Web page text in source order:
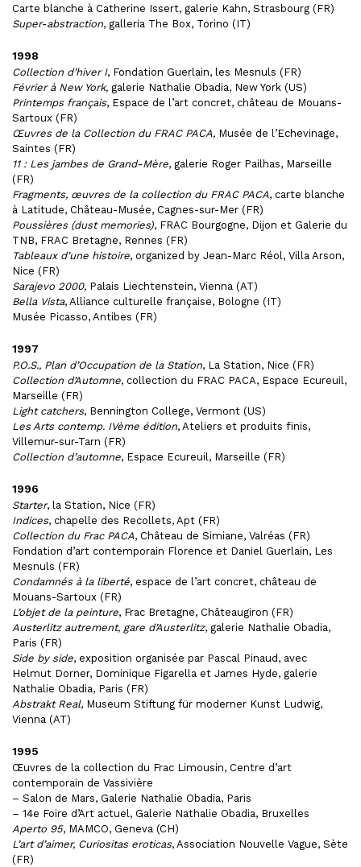
Carte blanche à Catherine Issert, galerie Kahn, Strasbourg (FR)
Super-abstraction, galleria The Box, Torino (IT)
1998
Collection d’hiver I, Fondation Guerlain, les Mesnuls (FR)
Février à New York, galerie Nathalie Obadia, New York (US)
Printemps français, Espace de l’art concret, château de Mouans-
Sartoux (FR)
Œuvres de la Collection du FRAC PACA, Musée de l’Echevinage,
Saintes (FR)
11 : Les jambes de Grand-Mère, galerie Roger Pailhas, Marseille
(FR)
Fragments, œuvres de la collection du FRAC PACA, carte blanche
à Latitude, Château-Musée, Cagnes-sur-Mer (FR)
Poussières (dust memories), FRAC Bourgogne, Dijon et Galerie du
TNB, FRAC Bretagne, Rennes (FR)
Tableaux d’une histoire, organized by Jean-Marc Réol, Villa Arson,
Nice (FR)
Sarajevo 2000, Palais Liechtenstein, Vienna (AT)
Bella Vista, Alliance culturelle française, Bologne (IT)
Musée Picasso, Antibes (FR)
1997
P.O.S., Plan d’Occupation de la Station, La Station, Nice (FR)
Collection d’Automne, collection du FRAC PACA, Espace Ecureuil,
Marseille (FR)
Light catchers, Bennington College, Vermont (US)
Les Arts contemp. IVème édition, Ateliers et produits finis,
Villemur-sur-Tarn (FR)
Collection d’automne, Espace Ecureuil, Marseille (FR)
1996
Starter, la Station, Nice (FR)
Indices, chapelle des Recollets, Apt (FR)
Collection du Frac PACA, Château de Simiane, Valréas (FR)
Fondation d’art contemporain Florence et Daniel Guerlain, Les
Mesnuls (FR)
Condamnés à la liberté, espace de l’art concret, château de
Mouans-Sartoux (FR)
L’objet de la peinture, Frac Bretagne, Châteaugiron (FR)
Austerlitz autrement, gare d’Austerlitz, galerie Nathalie Obadia,
Paris (FR)
Side by side, exposition organisée par Pascal Pinaud, avec
Helmut Dorner, Dominique Figarella et James Hyde, galerie
Nathalie Obadia, Paris (FR)
Abstrakt Real, Museum Stiftung für moderner Kunst Ludwig,
Vienna (AT)
1995
Œuvres de la collection du Frac Limousin, Centre d’art
contemporain de Vassivière
– Salon de Mars, Galerie Nathalie Obadia, Paris
– 14e Foire d’Art actuel, Galerie Nathalie Obadia, Bruxelles
Aperto 95, MAMCO, Geneva (CH)
L’art d’aimer, Curiositas eroticas, Association Nouvelle Vague, Sète
(FR)